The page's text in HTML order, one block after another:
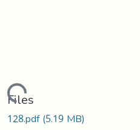
Loading...
Files
128.pdf(5.19 MB)